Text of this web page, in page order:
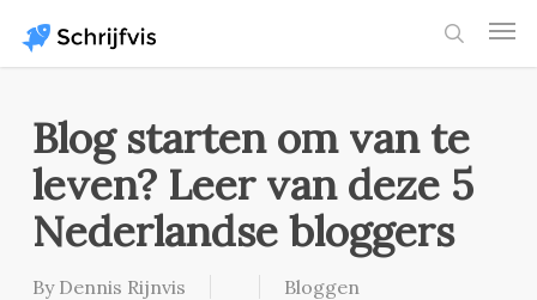
main
Blog starten om van te
leven? Leer van deze 5
Nederlandse bloggers
By Dennis Rijnvis Bloggen